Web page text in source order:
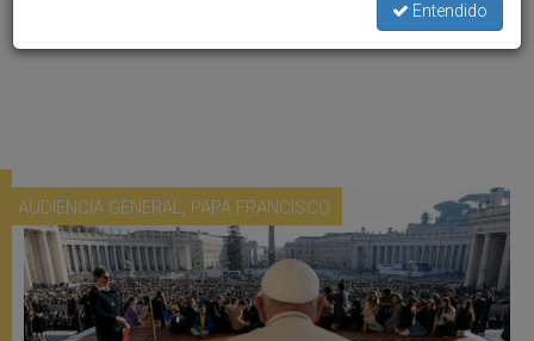
AUDIENCIA GENERAL, PAPA FRANCISCO
Entendido